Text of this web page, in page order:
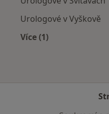
Urologové v Vyškově
Více (1)